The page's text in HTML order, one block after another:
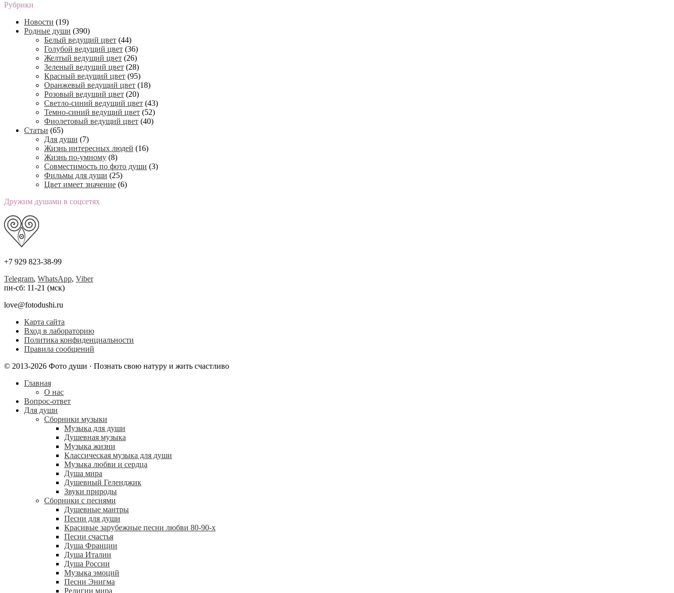
Рубрики
Новости (19)
Родные души (390)
Белый ведущий цвет (44)
Голубой ведущий цвет (36)
Желтый ведущий цвет (26)
Зеленый ведущий цвет (28)
Красный ведущий цвет (95)
Оранжевый ведущий цвет (18)
Розовый ведущий цвет (20)
Светло-синий ведущий цвет (43)
Темно-синий ведущий цвет (52)
Фиолетовый ведущий цвет (40)
Статьи (65)
Для души (7)
Жизнь интересных людей (16)
Жизнь по-умному (8)
Совместимость по фото души (3)
Фильмы для души (25)
Цвет имеет значение (6)
Дружим душами в соцсетях
+7 929 823-38-99
Telegram, WhatsApp, Viber
пн-сб: 11-21 (мск)
love@fotodushi.ru
Карта сайта
Вход в лабораторию
Политика конфиденциальности
Правила сообщений
© 2013-2026 Фото души · Познать свою натуру и жить счастливо
Главная
О нас
Вопрос-ответ
Для души
Сборники музыки
Музыка для души
Душевная музыка
Музыка жизни
Классическая музыка для души
Музыка любви и сердца
Душа мира
Душевный Геленджик
Звуки природы
Сборники с песнями
Душевные мантры
Песни для души
Красивые зарубежные песни любви 80-90-х
Песни счастья
Душа Франции
Душа Италии
Душа России
Музыка эмоций
Песни Энигма
Религии мира